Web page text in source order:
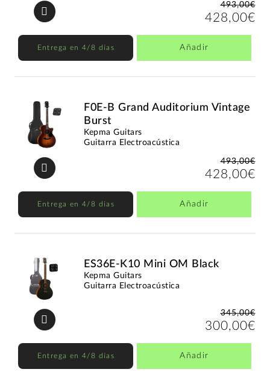
493,00€
428,00€
Entrega en 4/8 días Añadir
F0E-B Grand Auditorium Vintage
Burst
Kepma Guitars
Guitarra Electroacústica
493,00€
428,00€
Entrega en 4/8 días Añadir
ES36E-K10 Mini OM Black
Kepma Guitars
Guitarra Electroacústica
345,00€
300,00€
Entrega en 4/8 días Añadir